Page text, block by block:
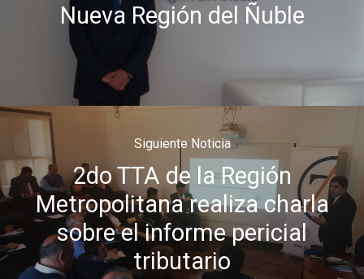
Nueva Región del Ñuble
Siguiente Noticia
2do TTA de la Región
Metropolitana realiza charla
sobre el informe pericial
tributario